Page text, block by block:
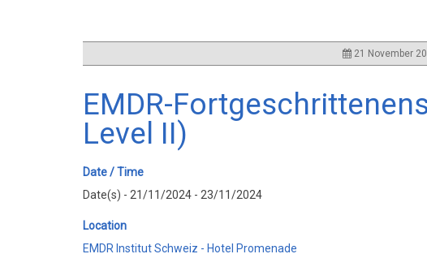
21 November
EMDR-
Level II)
Date / Time
Date(s) - 21/11/2024 - 23/11/2024
Location
EMDR Institut Schweiz - Hotel Promenade